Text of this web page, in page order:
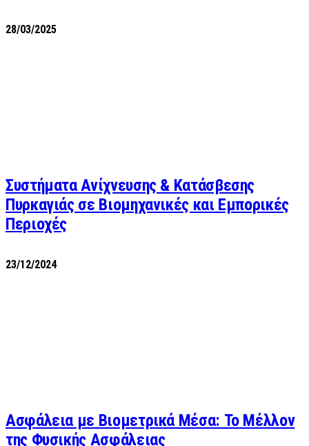
28/03/2025
Συστήματα Ανίχνευσης & Κατάσβεσης
Πυρκαγιάς σε Βιομηχανικές και Εμπορικές
Περιοχές
23/12/2024
Ασφάλεια με Βιομετρικά Μέσα: Το Μέλλον
της Φυσικής Ασφάλειας